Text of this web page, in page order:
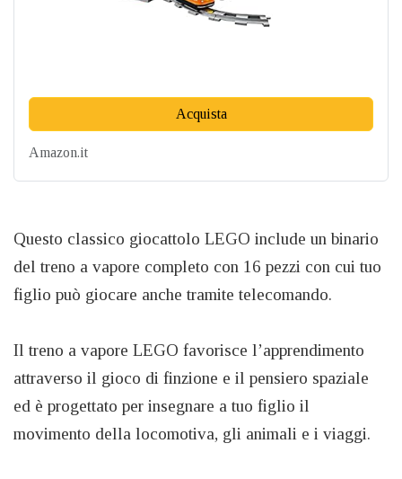
Acquista
Amazon.it
Questo classico giocattolo LEGO include un binario
del treno a vapore completo con 16 pezzi con cui tuo
figlio può giocare anche tramite telecomando.
Il treno a vapore LEGO favorisce l’apprendimento
attraverso il gioco di finzione e il pensiero spaziale
ed è progettato per insegnare a tuo figlio il
movimento della locomotiva, gli animali e i viaggi.